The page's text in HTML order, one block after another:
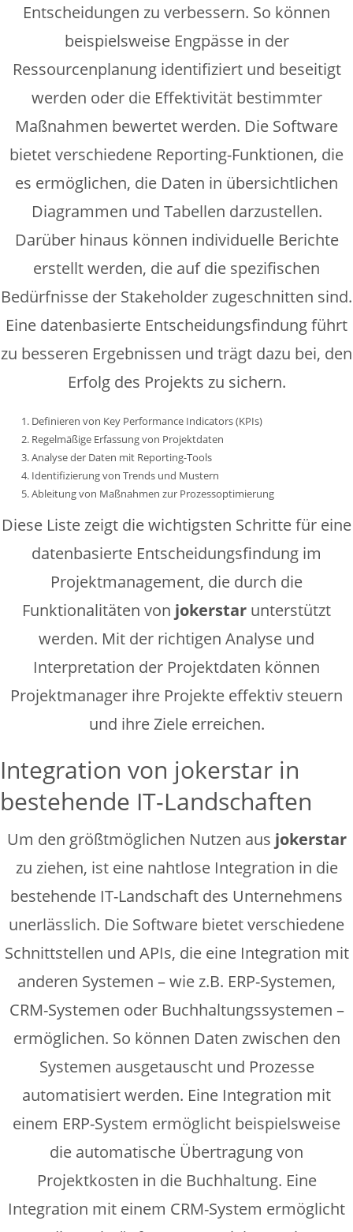
Entscheidungen zu verbessern. So können
beispielsweise Engpässe in der
Ressourcenplanung identifiziert und beseitigt
werden oder die Effektivität bestimmter
Maßnahmen bewertet werden. Die Software
bietet verschiedene Reporting-Funktionen, die
es ermöglichen, die Daten in übersichtlichen
Diagrammen und Tabellen darzustellen.
Darüber hinaus können individuelle Berichte
erstellt werden, die auf die spezifischen
Bedürfnisse der Stakeholder zugeschnitten sind.
Eine datenbasierte Entscheidungsfindung führt
zu besseren Ergebnissen und trägt dazu bei, den
Erfolg des Projekts zu sichern.
Definieren von Key Performance Indicators (KPIs)
Regelmäßige Erfassung von Projektdaten
Analyse der Daten mit Reporting-Tools
Identifizierung von Trends und Mustern
Ableitung von Maßnahmen zur Prozessoptimierung
Diese Liste zeigt die wichtigsten Schritte für eine
datenbasierte Entscheidungsfindung im
Projektmanagement, die durch die
Funktionalitäten von jokerstar unterstützt
werden. Mit der richtigen Analyse und
Interpretation der Projektdaten können
Projektmanager ihre Projekte effektiv steuern
und ihre Ziele erreichen.
Integration von jokerstar in
bestehende IT-Landschaften
Um den größtmöglichen Nutzen aus jokerstar
zu ziehen, ist eine nahtlose Integration in die
bestehende IT-Landschaft des Unternehmens
unerlässlich. Die Software bietet verschiedene
Schnittstellen und APIs, die eine Integration mit
anderen Systemen – wie z.B. ERP-Systemen,
CRM-Systemen oder Buchhaltungssystemen –
ermöglichen. So können Daten zwischen den
Systemen ausgetauscht und Prozesse
automatisiert werden. Eine Integration mit
einem ERP-System ermöglicht beispielsweise
die automatische Übertragung von
Projektkosten in die Buchhaltung. Eine
Integration mit einem CRM-System ermöglicht